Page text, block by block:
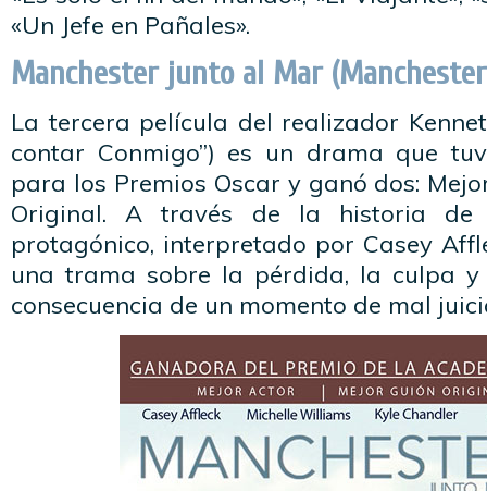
«Un Jefe en Pañales».
Manchester junto al Mar
La tercera película del realizador
contar Conmigo”) es un drama que
para los Premios Oscar y ganó dos:
Original. A través de la historia de
protagónico, interpretado por Casey
una trama sobre la pérdida, la culpa y
consecuencia de un momento de mal